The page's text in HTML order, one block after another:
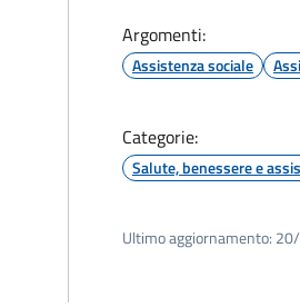
Argomenti:
Assistenza sociale
Categorie:
Salute, benessere e
Ultimo aggiornamento: